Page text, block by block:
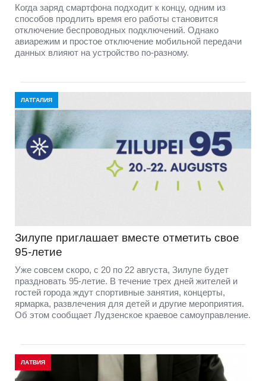
Когда заряд смартфона подходит к концу, одним из
способов продлить время его работы становится
отключение беспроводных подключений. Однако
авиарежим и простое отключение мобильной передачи
данных влияют на устройство по-разному.
ЛАТГАЛИЯ
Зилупе приглашает вместе отметить свое
95-летие
Уже совсем скоро, с 20 по 22 августа, Зилупе будет
праздновать 95-летие. В течение трех дней жителей и
гостей города ждут спортивные занятия, концерты,
ярмарка, развлечения для детей и другие мероприятия.
Об этом сообщает Лудзенское краевое самоуправление.
ЛАТВИЯ